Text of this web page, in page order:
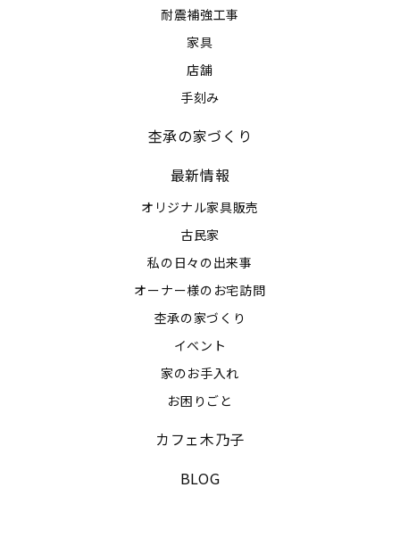
耐震補強工事
家具
店舗
手刻み
杢承の家づくり
最新情報
オリジナル家具販売
古民家
私の日々の出来事
オーナー様のお宅訪問
杢承の家づくり
イベント
家のお手入れ
お困りごと
カフェ木乃子
BLOG